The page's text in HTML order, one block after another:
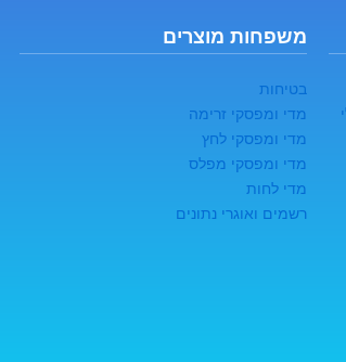
משפחות מוצרים
בטיחות
מדי ומפסקי זרימה
מדי ומפסקי לחץ
מדי ומפסקי מפלס
מדי לחות
רשמים ואוגרי נתונים